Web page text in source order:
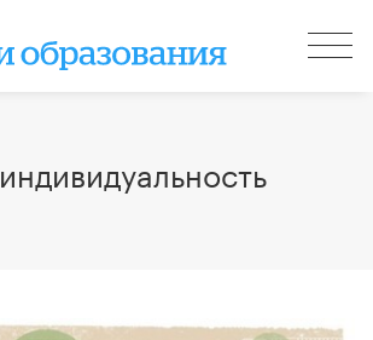
индивидуальность